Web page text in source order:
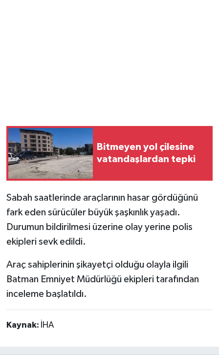
Bitmeyen yol çilesine
vatandaşlardan tepki
Sabah saatlerinde araçlarının hasar gördüğünü
fark eden sürücüler büyük şaşkınlık yaşadı.
Durumun bildirilmesi üzerine olay yerine polis
ekipleri sevk edildi.
Araç sahiplerinin şikayetçi olduğu olayla ilgili
Batman Emniyet Müdürlüğü ekipleri tarafından
inceleme başlatıldı.
Kaynak: İHA